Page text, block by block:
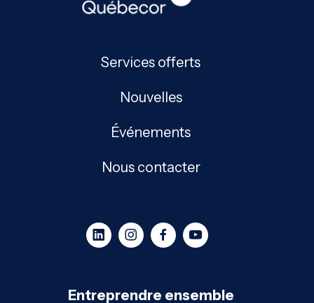
Services offerts
Nouvelles
Événements
Nous contacter
Entreprendre ensemble